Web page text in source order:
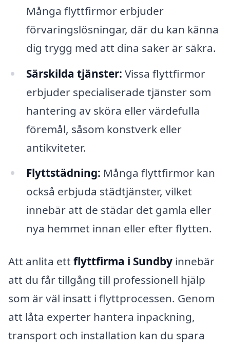
Många flyttfirmor erbjuder
förvaringslösningar, där du kan känna
dig trygg med att dina saker är säkra.
Särskilda tjänster: Vissa flyttfirmor
erbjuder specialiserade tjänster som
hantering av sköra eller värdefulla
föremål, såsom konstverk eller
antikviteter.
Flyttstädning: Många flyttfirmor kan
också erbjuda städtjänster, vilket
innebär att de städar det gamla eller
nya hemmet innan eller efter flytten.
Att anlita ett flyttfirma i Sundby innebär
att du får tillgång till professionell hjälp
som är väl insatt i flyttprocessen. Genom
att låta experter hantera inpackning,
transport och installation kan du spara